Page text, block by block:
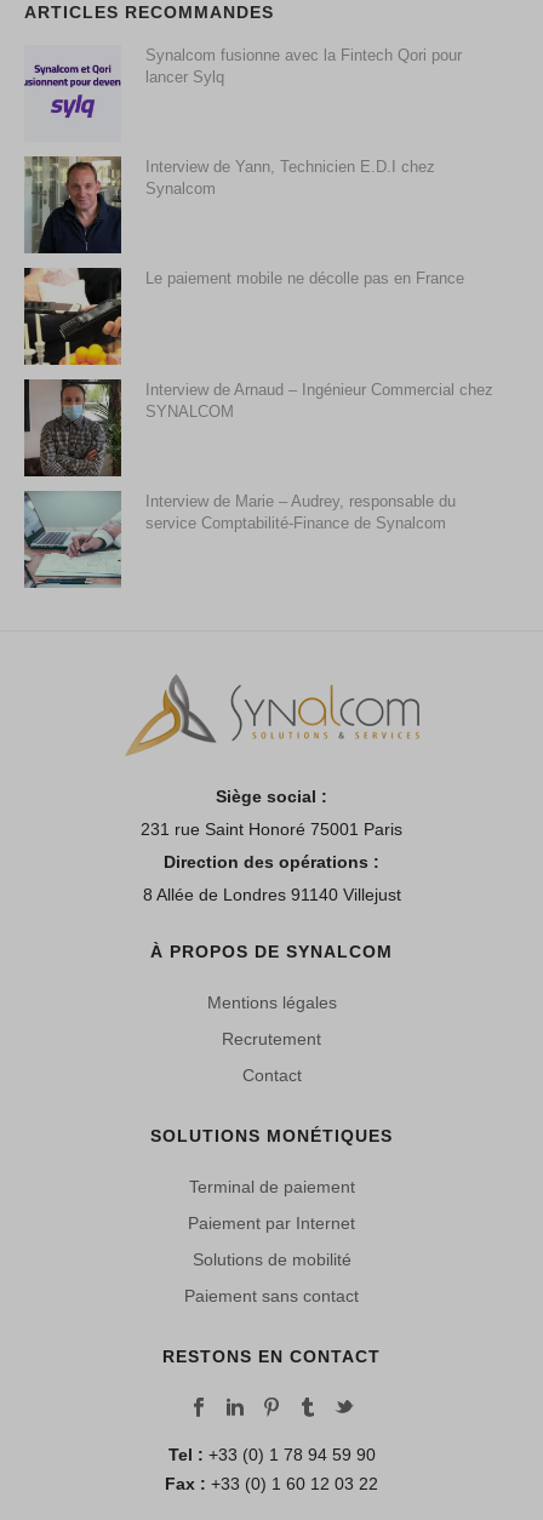
ARTICLES RECOMMANDES
Synalcom fusionne avec la Fintech Qori pour
lancer Sylq
Interview de Yann, Technicien E.D.I chez
Synalcom
Le paiement mobile ne décolle pas en France
Interview de Arnaud – Ingénieur Commercial chez
SYNALCOM
Interview de Marie – Audrey, responsable du
service Comptabilité-Finance de Synalcom
Siège social :
231 rue Saint Honoré 75001 Paris
Direction des opérations :
8 Allée de Londres 91140 Villejust
À PROPOS DE SYNALCOM
Mentions légales
Recrutement
Contact
SOLUTIONS MONÉTIQUES
Terminal de paiement
Paiement par Internet
Solutions de mobilité
Paiement sans contact
RESTONS EN CONTACT
Tel : +33 (0) 1 78 94 59 90
Fax : +33 (0) 1 60 12 03 22